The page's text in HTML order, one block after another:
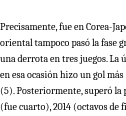
Precisamente, fue en Corea-
oriental tampoco pasó la fase
una derrota en tres juegos. La
en esa ocasión hizo un gol
(5). Posteriormente, superó la
(fue cuarto), 2014 (octavos de